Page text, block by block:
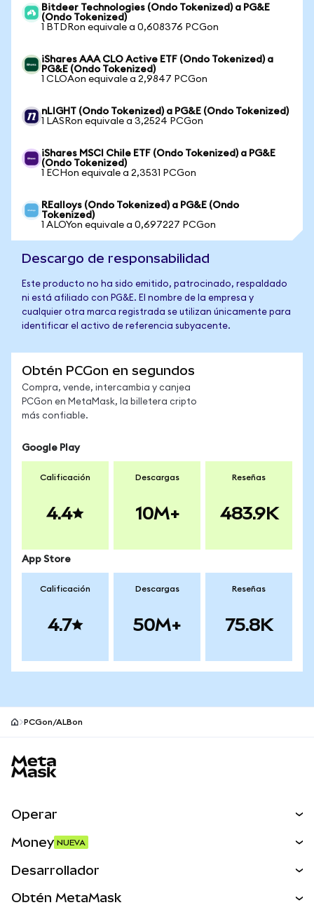
Bitdeer Technologies (Ondo Tokenized) a PG&E
(Ondo Tokenized)
1 BTDRon equivale a 0,608376 PCGon
iShares AAA CLO Active ETF (Ondo Tokenized) a
PG&E (Ondo Tokenized)
1 CLOAon equivale a 2,9847 PCGon
nLIGHT (Ondo Tokenized) a PG&E (Ondo Tokenized)
1 LASRon equivale a 3,2524 PCGon
iShares MSCI Chile ETF (Ondo Tokenized) a PG&E
(Ondo Tokenized)
1 ECHon equivale a 2,3531 PCGon
REalloys (Ondo Tokenized) a PG&E (Ondo
Tokenized)
1 ALOYon equivale a 0,697227 PCGon
Descargo de responsabilidad
Este producto no ha sido emitido, patrocinado, respaldado
ni está afiliado con PG&E. El nombre de la empresa y
cualquier otra marca registrada se utilizan únicamente para
identificar el activo de referencia subyacente.
Obtén PCGon en segundos
Compra, vende, intercambia y canjea
PCGon en MetaMask, la billetera cripto
más confiable.
Google Play
Calificación
4.4
Descargas
10M+
Reseñas
483.9K
App Store
Calificación
4.7
Descargas
50M+
Reseñas
75.8K
PCGon/ALBon
Operar
Money NUEVA
Desarrollador
Obtén MetaMask